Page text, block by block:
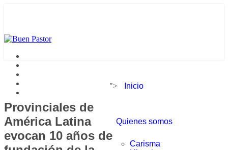
"> Inicio
Quienes somos
Carisma
Provinciales de
América Latina
evocan 10 años de